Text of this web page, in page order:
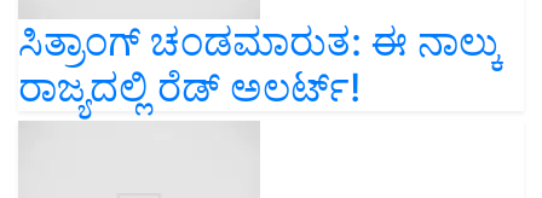
ಸಿತ್ರಾಂಗ್‌ ಚಂಡಮಾರುತ: ಈ ನಾಲ್ಕು
ರಾಜ್ಯದಲ್ಲಿ ರೆಡ್‌ ಅಲರ್ಟ್‌!